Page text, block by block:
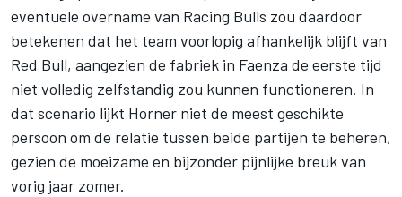
eventuele overname van Racing Bulls zou daardoor
betekenen dat het team voorlopig afhankelijk blijft van
Red Bull, aangezien de fabriek in Faenza de eerste tijd
niet volledig zelfstandig zou kunnen functioneren. In
dat scenario lijkt Horner niet de meest geschikte
persoon om de relatie tussen beide partijen te beheren,
gezien de moeizame en bijzonder pijnlijke breuk van
vorig jaar zomer.